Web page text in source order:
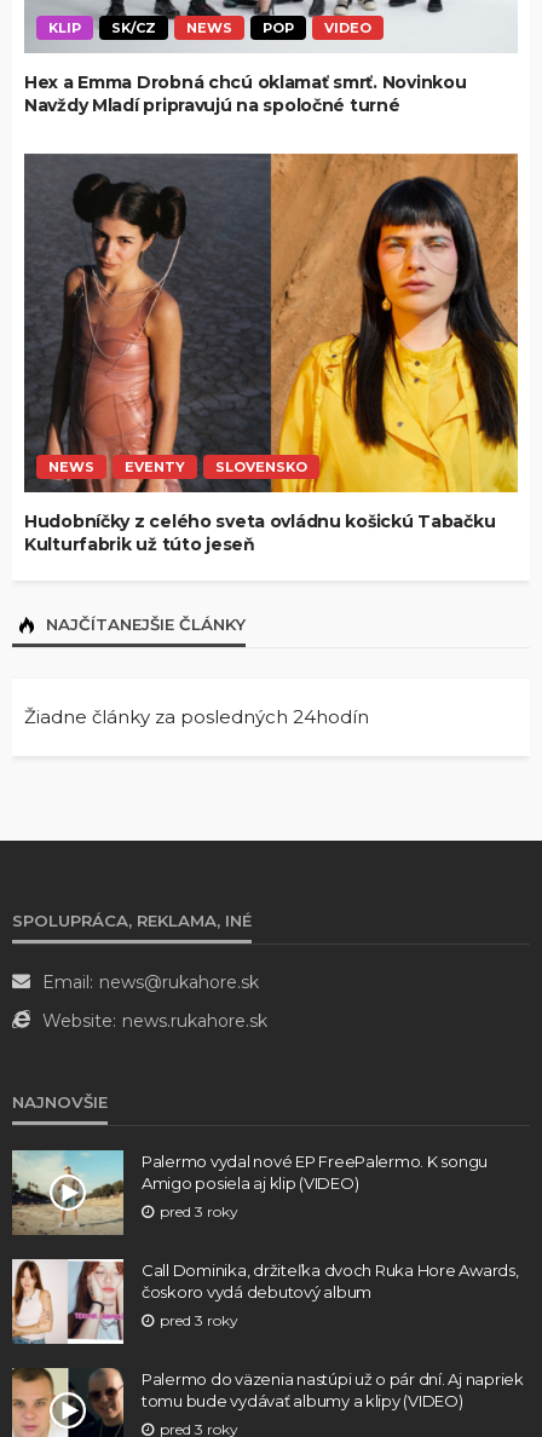
KLIP SK/CZ NEWS POP VIDEO
Hex a Emma Drobná chcú oklamať smrť. Novinkou
Navždy Mladí pripravujú na spoločné turné
NEWS EVENTY SLOVENSKO
Hudobníčky z celého sveta ovládnu košickú Tabačku
Kulturfabrik už túto jeseň
NAJČÍTANEJŠIE ČLÁNKY
Žiadne články za posledných 24hodín
SPOLUPRÁCA, REKLAMA, INÉ
Email: news@rukahore.sk
Website: news.rukahore.sk
NAJNOVŠIE
Palermo vydal nové EP FreePalermo. K songu
Amigo posiela aj klip (VIDEO)
pred 3 roky
Call Dominika, držiteľka dvoch Ruka Hore Awards,
čoskoro vydá debutový album
pred 3 roky
Palermo do väzenia nastúpi už o pár dní. Aj napriek
tomu bude vydávať albumy a klipy (VIDEO)
pred 3 roky